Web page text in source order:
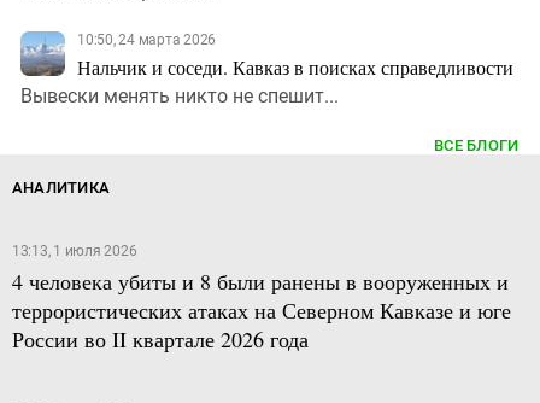
10:50, 24 марта 2026
Нальчик и соседи. Кавказ в поисках справедливости
Вывески менять никто не спешит...
ВСЕ БЛОГИ
АНАЛИТИКА
13:13, 1 июля 2026
4 человека убиты и 8 были ранены в вооруженных и
террористических атаках на Северном Кавказе и юге
России во II квартале 2026 года